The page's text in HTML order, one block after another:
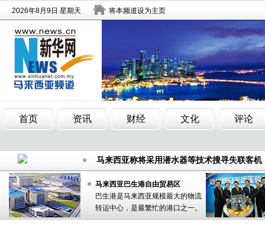
综合消息：中国加强海空协同 澳方誓言全
马来西亚称将采用潜水器等技术搜寻失联客机
综合消息：中国加强海空协同 澳方誓言全
沪女游客在马被劫还原：劫匪划船1分钟劫走
马来西亚巴生港自由贸易区
巴生港是马来西亚规模最大的物流
转运中心，是最繁忙的港口之一。